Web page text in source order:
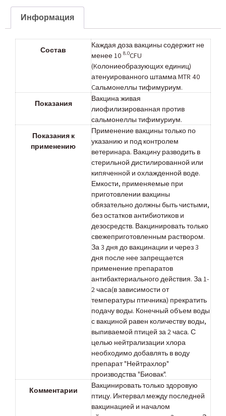
Информация
Состав
Каждая доза вакцины содержит не
менее 10 8.0CFU
(Kолониеобразующих единиц)
атенуированного штамма MTR 40
Cальмонеллы тифимуриум.
Показания
Вакцина живая
лиофилизированная против
сальмонеллы тифимуриум.
Показания к
применению
Применение вакцины только по
указанию и под контролем
ветеринара. Вакцину разводить в
стерильной дистилированной или
кипяченной и охлажденной воде.
Емкости, применяемые при
приготовлении вакцины
обязательно должны быть чистыми,
без остатков антибиотиков и
дезосредств. Вакцинировать только
свежеприготовленным раствором.
За 3 дня до вакцинации и через 3
дня после нее запрещается
применение препаратов
антибактериального действия. За 1-
2 часа(в зависимости от
температуры птичника) прекратить
подачу воды. Конечный объем воды
с вакциной равен количеству воды,
выпиваемой птицей за 2 часа. С
целью нейтрализации хлора
необходимо добавлять в воду
препарат "Нейтрахлор"
производства "Биовак".
Комментарии
Вакцинировать только здоровую
птицу. Интервал между последней
вакцинацией и началом